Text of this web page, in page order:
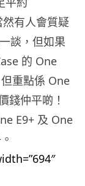
有人會質疑
談，但如果
的 One
重點係 One
錢仲平啲！
E9+ 及 One